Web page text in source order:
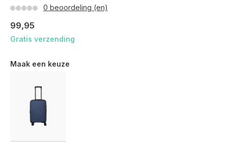
0 beoordeling (en)
99,95
Gratis verzending
Maak een keuze